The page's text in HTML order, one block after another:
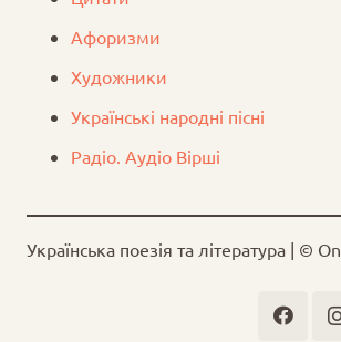
Афоризми
Художники
Українські народні пісні
Радіо. Аудіо Вірші
Українська поезія та література | ©